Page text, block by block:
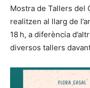
Mostra de Tallers del
realitzen al llarg de
18 h, a diferència
diversos tallers